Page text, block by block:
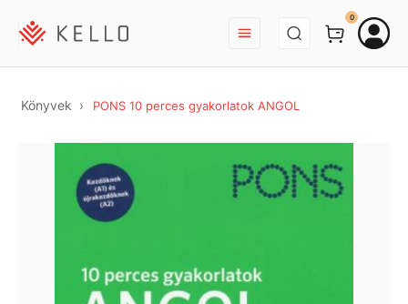
BEJELENTKEZÉS
0
Könyvek PONS 10 perces gyakorlatok ANGOL